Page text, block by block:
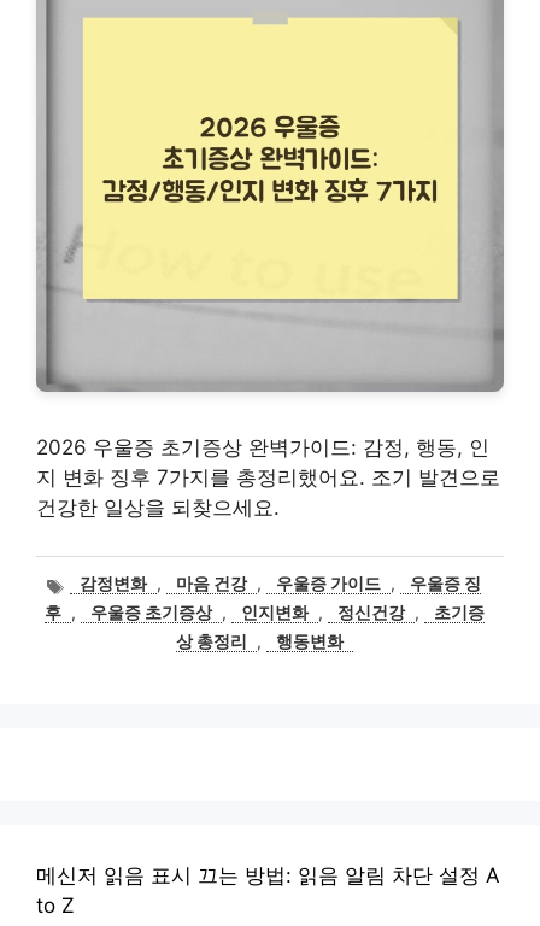
2026 우울증 초기증상 완벽가이드: 감정, 행동, 인
지 변화 징후 7가지를 총정리했어요. 조기 발견으로
건강한 일상을 되찾으세요.
태감정변화 , 마음 건강 , 우울증 가이드 ,
우울증 징
후 , 우울증 초기증상 , 인지변화 , 정신건강 ,
초기증
상 총정리
, 행동변화
메신저 읽음 표시 끄는 방법: 읽음 알림 차단 설정 A
to Z